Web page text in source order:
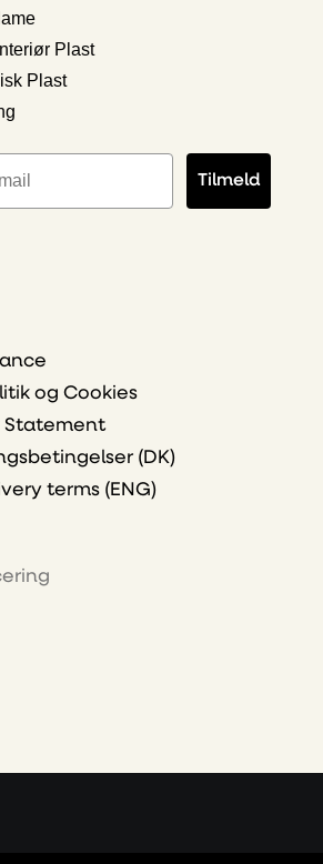
Plast
Plast
Tilmeld
og Cookies
Statement
(DK)
terms (ENG)